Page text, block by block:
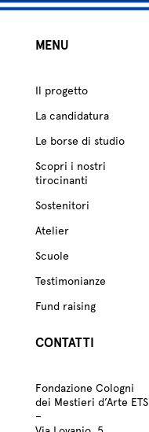
MENU
Il progetto
La candidatura
Le borse di studio
Scopri i nostri
tirocinanti
Sostenitori
Atelier
Scuole
Testimonianze
Fund raising
CONTATTI
Fondazione Cologni
dei Mestieri d’Arte ETS
–